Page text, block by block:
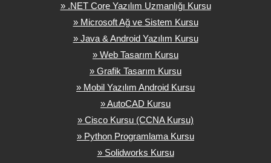
» .NET Core Yazılım Uzmanlığı Kursu
» Microsoft Ağ ve Sistem Kursu
» Java & Android Yazılım Kursu
» Web Tasarım Kursu
» Grafik Tasarım Kursu
» Mobil Yazılım Android Kursu
» AutoCAD Kursu
» Cisco Kursu (CCNA Kursu)
» Python Programlama Kursu
» Solidworks Kursu